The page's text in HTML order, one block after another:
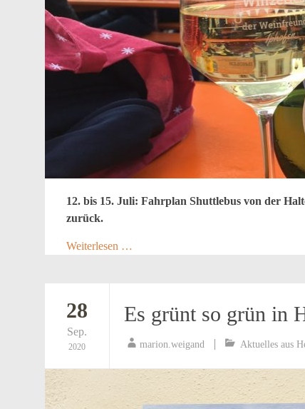
12. bis 15. Juli: Fahrplan Shuttlebus von der
zurück.
Weiterlesen …
28
Sep.
2020
Es grünt so grün in
marion.weigand Aktuelles aus